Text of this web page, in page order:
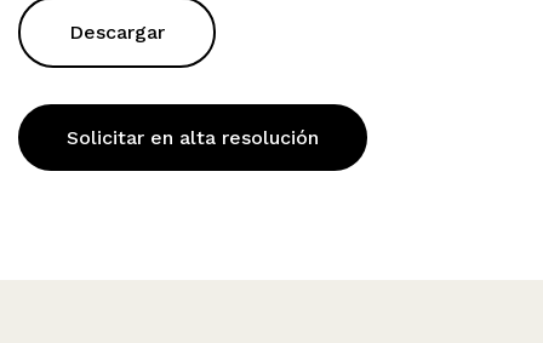
Descargar
Solicitar en alta resolución